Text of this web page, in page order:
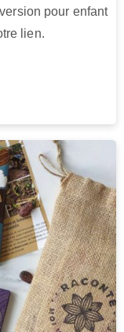
pour enfant
lien.